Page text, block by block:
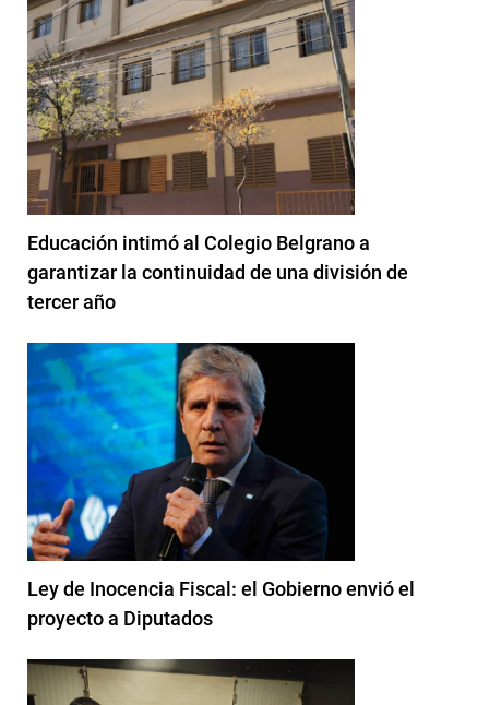
Educación intimó al Colegio Belgrano a
garantizar la continuidad de una división de
tercer año
Ley de Inocencia Fiscal: el Gobierno envió el
proyecto a Diputados